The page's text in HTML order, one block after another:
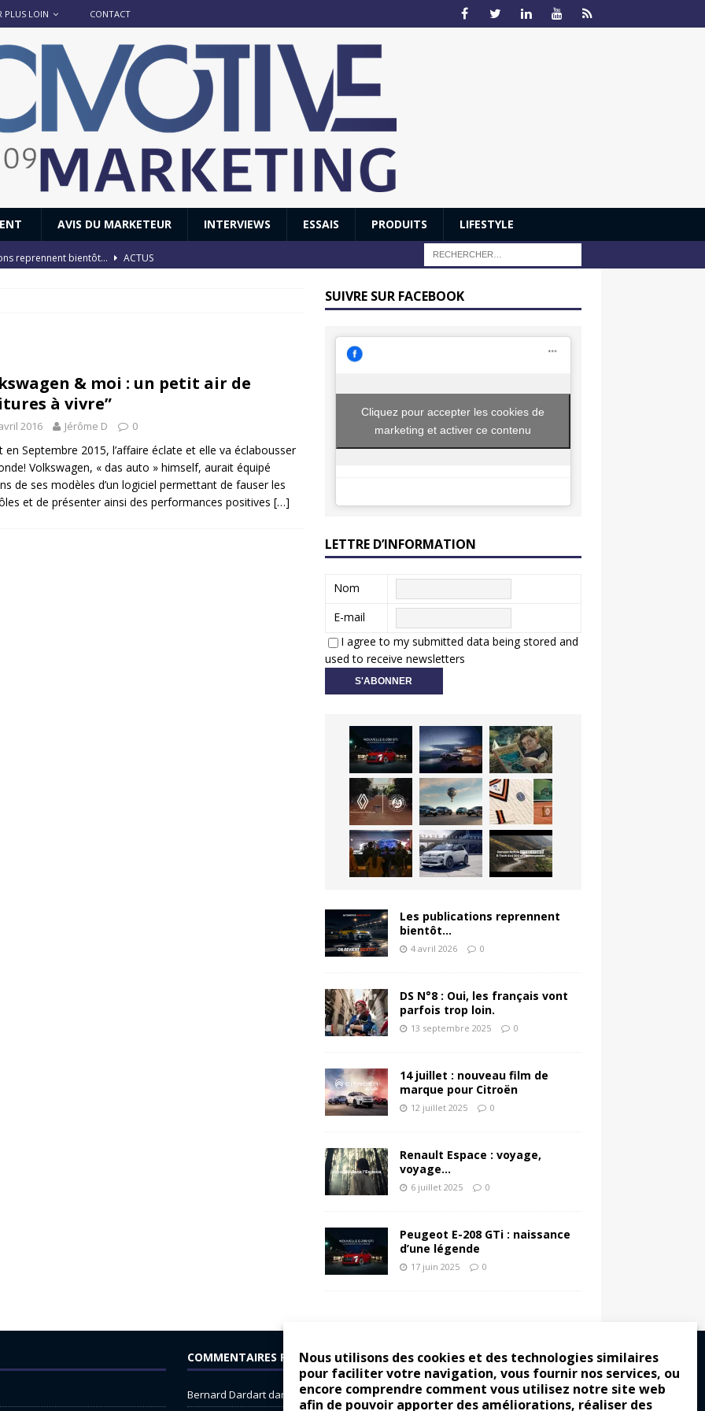
Nous utilisons des cookies et des technologies similaires
pour faciliter votre navigation, vous fournir nos services, ou
encore comprendre comment vous utilisez notre site web
afin de pouvoir apporter des améliorations, réaliser des
PLUS LOIN CONTACT
AVIS DU MARKETEUR INTERVIEWS ESSAIS PRODUITS LIFESTYLE
reprennent bientôt…
ACTUS
: Honda dévoile un spot publicitaire… confiné! ACTUS
& moi : un petit air de
à vivre”
2016 Jérôme D 0
en Septembre 2015, l’affaire éclate et elle va éclabousser
Volkswagen, « das auto » himself, aurait équipé
de ses modèles d’un logiciel permettant de fauser les
et de présenter ainsi des performances positives […]
SUIVRE SUR FACEBOOK
Cliquez pour accepter les cookies de
marketing et activer ce contenu
LETTRE D’INFORMATION
Nom
E-mail
I agree to my submitted data being stored and
used to receive newsletters
Les publications reprennent
bientôt…
4 avril 2026 0
DS N°8 : Oui, les français vont
parfois trop loin.
13 septembre 2025 0
14 juillet : nouveau film de
marque pour Citroën
12 juillet 2025 0
Renault Espace : voyage,
voyage…
6 juillet 2025 0
Peugeot E-208 GTi : naissance
d’une légende
17 juin 2025 0
COMMENTAIRES RÉCENTS
Bernard Dardartdans Dacia Sandero : pour les gens vrais